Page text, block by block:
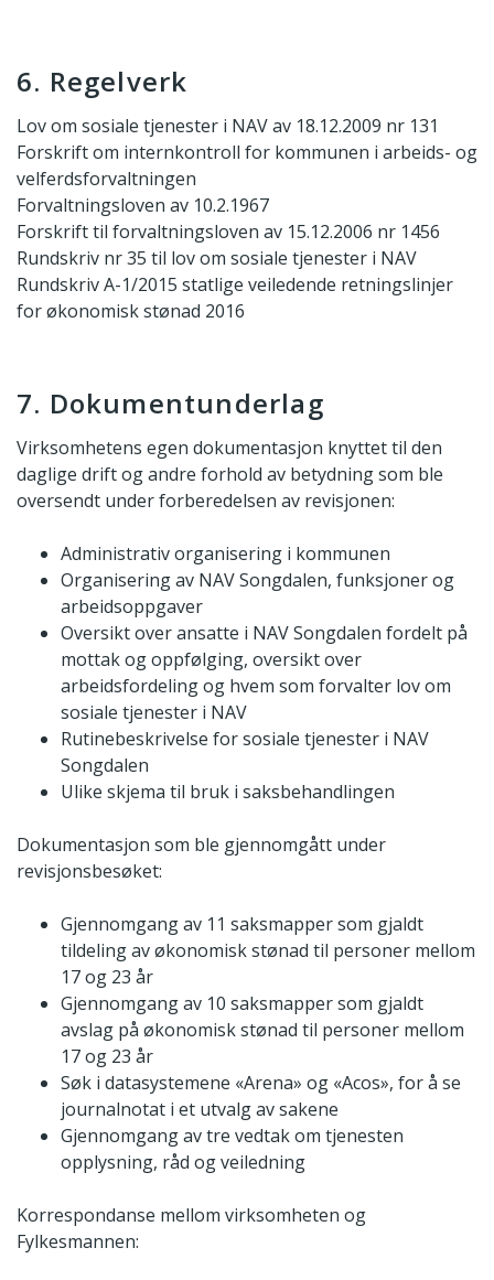
6. Regelverk
Lov om sosiale tjenester i NAV av 18.12.2009 nr 131
Forskrift om internkontroll for kommunen i arbeids- og
velferdsforvaltningen
Forvaltningsloven av 10.2.1967
Forskrift til forvaltningsloven av 15.12.2006 nr 1456
Rundskriv nr 35 til lov om sosiale tjenester i NAV
Rundskriv A-1/2015 statlige veiledende retningslinjer
for økonomisk stønad 2016
7. Dokumentunderlag
Virksomhetens egen dokumentasjon knyttet til den
daglige drift og andre forhold av betydning som ble
oversendt under forberedelsen av revisjonen:
Administrativ organisering i kommunen
Organisering av NAV Songdalen, funksjoner og
arbeidsoppgaver
Oversikt over ansatte i NAV Songdalen fordelt på
mottak og oppfølging, oversikt over
arbeidsfordeling og hvem som forvalter lov om
sosiale tjenester i NAV
Rutinebeskrivelse for sosiale tjenester i NAV
Songdalen
Ulike skjema til bruk i saksbehandlingen
Dokumentasjon som ble gjennomgått under
revisjonsbesøket:
Gjennomgang av 11 saksmapper som gjaldt
tildeling av økonomisk stønad til personer mellom
17 og 23 år
Gjennomgang av 10 saksmapper som gjaldt
avslag på økonomisk stønad til personer mellom
17 og 23 år
Søk i datasystemene «Arena» og «Acos», for å se
journalnotat i et utvalg av sakene
Gjennomgang av tre vedtak om tjenesten
opplysning, råd og veiledning
Korrespondanse mellom virksomheten og
Fylkesmannen: